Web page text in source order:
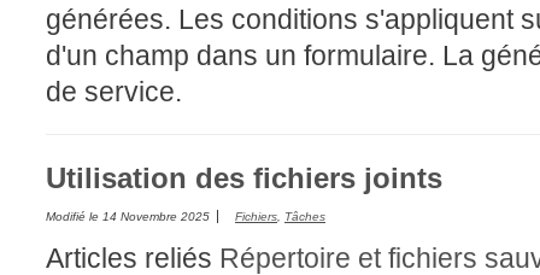
générées. Les conditions s'appliquent
d'un champ dans un formulaire. La
de service.
Utilisation des fichiers joints
Modifié le 14 Novembre 2025 Fichiers Tâches
Articles reliés Répertoire et fichiers